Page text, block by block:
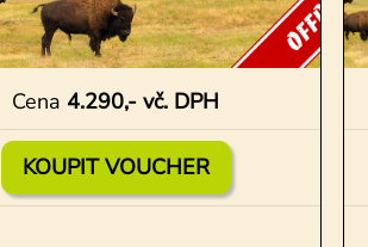
Cena 4.290,- vč. DPH
KOUPIT VOUCHER